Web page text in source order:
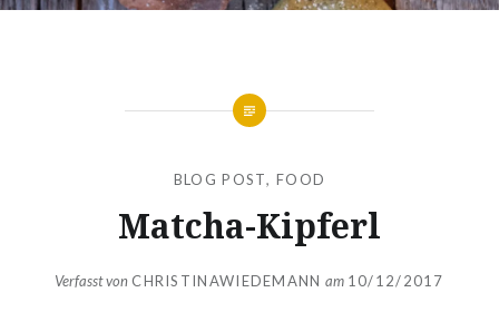
BLOG POST,FOOD
Matcha-Kipferl
Verfasst von CHRISTINAWIEDEMANN am 10/12/2017